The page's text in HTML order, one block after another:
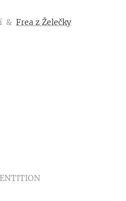
& Frea z Želečky